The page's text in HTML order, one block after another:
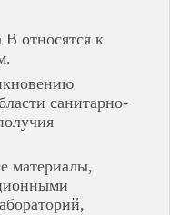
относятся к
санитарно-
материалы,